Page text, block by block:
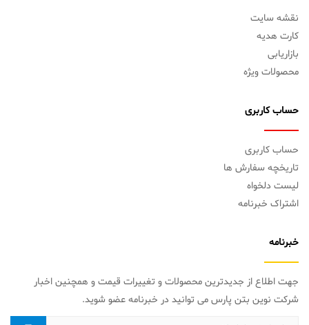
نقشه سایت
کارت هدیه
بازاریابی
محصولات ویژه
حساب کاربری
حساب کاربری
تاریخچه سفارش ها
لیست دلخواه
اشتراک خبرنامه
خبرنامه
جهت اطلاع از جدیدترین محصولات و تغییرات قیمت و همچنین اخبار
شرکت نوین بتن پارس می توانید در خبرنامه عضو شوید.